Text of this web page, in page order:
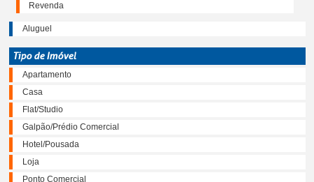
Revenda
Aluguel
Tipo de Imóvel
Apartamento
Casa
Flat/Studio
Galpão/Prédio Comercial
Hotel/Pousada
Loja
Ponto Comercial